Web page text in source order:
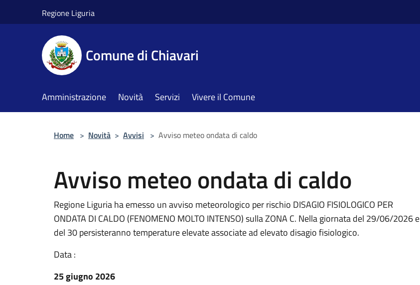
Regione Liguria
Comune di Chiavari
Amministrazione Novità Servizi Vivere il Comune
Home > Novità > Avvisi > Avviso meteo ondata di caldo
Avviso meteo ondata di caldo
Regione Liguria ha emesso un avviso meteorologico per rischio DISAGIO FISIOLOGICO PER
ONDATA DI CALDO (FENOMENO MOLTO INTENSO) sulla ZONA C. Nella giornata del 29/06/2026 e
del 30 persisteranno temperature elevate associate ad elevato disagio fisiologico.
Data :
25 giugno 2026